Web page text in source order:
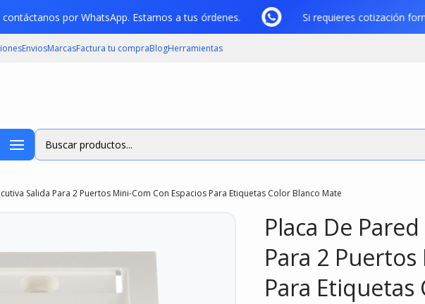
contáctanos por WhatsApp. Estamos a tus órdenes. Si requieres cotización
EnviosMarcasFactura tu compraBlogHerramientas
Buscar productos...
Salida Para 2 Puertos Mini-Com Con Espacios Para Etiquetas Color Blanco Mate
Placa De
Para 2
Para